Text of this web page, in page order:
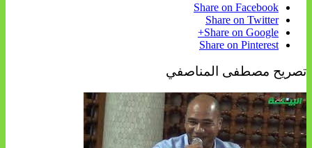
Share on Facebook
Share on Twitter
Share on Google+
Share on Pinterest
تصريح مصطفى المناصفي